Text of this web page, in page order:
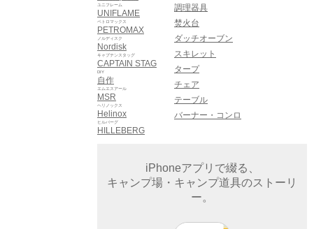
UNIFLAME
ユニフレーム
PETROMAX
ペトロマックス
Nordisk
ノルディスク
CAPTAIN STAG
キャプテンスタッグ
自作
DIY
MSR
エムエスアール
Helinox
ヘリノックス
HILLEBERG
ヒルバーグ
調理器具
焚火台
ダッチオーブン
スキレット
タープ
チェア
テーブル
バーナー・コンロ
iPhoneアプリで綴る、
キャンプ場・キャンプ道具のストーリ
ー。